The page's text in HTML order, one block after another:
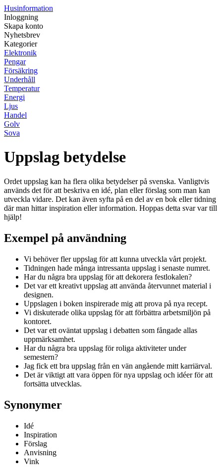
Husinformation
Inloggning
Skapa konto
Nyhetsbrev
Kategorier
Elektronik
Pengar
Försäkring
Underhåll
Temperatur
Energi
Ljus
Handel
Golv
Sova
Uppslag betydelse
Ordet uppslag kan ha flera olika betydelser på svenska. Vanligtvis
används det för att beskriva en idé, plan eller förslag som man kan
utveckla vidare. Det kan även syfta på en del av en bok eller tidning
där man hittar inspiration eller information. Hoppas detta svar var till
hjälp!
Exempel på användning
Vi behöver fler uppslag för att kunna utveckla vårt projekt.
Tidningen hade många intressanta uppslag i senaste numret.
Har du några bra uppslag för att dekorera festlokalen?
Det var ett kreativt uppslag att använda återvunnet material i
designen.
Uppslagen i boken inspirerade mig att prova på nya recept.
Vi diskuterade olika uppslag för att förbättra arbetsmiljön på
kontoret.
Det var ett oväntat uppslag i debatten som fångade allas
uppmärksamhet.
Har du några bra uppslag för roliga aktiviteter under
semestern?
Jag fick ett bra uppslag från en vän angående mitt karriärval.
Det är viktigt att vara öppen för nya uppslag och idéer för att
fortsätta utvecklas.
Synonymer
Idé
Inspiration
Förslag
Anvisning
Vink